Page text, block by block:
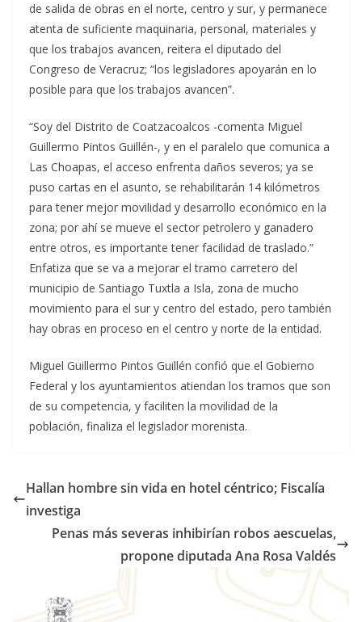
de salida de obras en el norte, centro y sur, y permanece
atenta de suficiente maquinaria, personal, materiales y
que los trabajos avancen, reitera el diputado del
Congreso de Veracruz; “los legisladores apoyarán en lo
posible para que los trabajos avancen”.
“Soy del Distrito de Coatzacoalcos -comenta Miguel
Guillermo Pintos Guillén-, y en el paralelo que comunica a
Las Choapas, el acceso enfrenta daños severos; ya se
puso cartas en el asunto, se rehabilitarán 14 kilómetros
para tener mejor movilidad y desarrollo económico en la
zona; por ahí se mueve el sector petrolero y ganadero
entre otros, es importante tener facilidad de traslado.”
Enfatiza que se va a mejorar el tramo carretero del
municipio de Santiago Tuxtla a Isla, zona de mucho
movimiento para el sur y centro del estado, pero también
hay obras en proceso en el centro y norte de la entidad.
Miguel Guillermo Pintos Guillén confió que el Gobierno
Federal y los ayuntamientos atiendan los tramos que son
de su competencia, y faciliten la movilidad de la
población, finaliza el legislador morenista.
Hallan hombre sin vida en hotel céntrico; Fiscalía
investiga
Penas más severas inhibirían robos aescuelas,
propone diputada Ana Rosa Valdés